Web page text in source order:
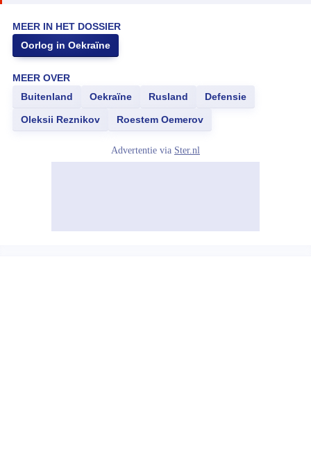
MEER IN HET DOSSIER
Oorlog in Oekraïne
MEER OVER
Buitenland
Oekraïne Rusland Defensie
Oleksii Reznikov Roestem Oemerov
Advertentie via Ster.nl